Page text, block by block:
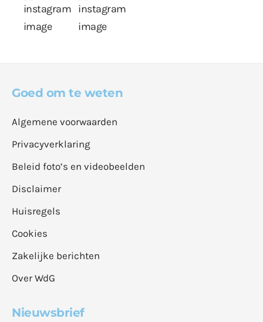
Goed om te weten
Algemene voorwaarden
Privacyverklaring
Beleid foto’s en videobeelden
Disclaimer
Huisregels
Cookies
Zakelijke berichten
Over WdG
Nieuwsbrief